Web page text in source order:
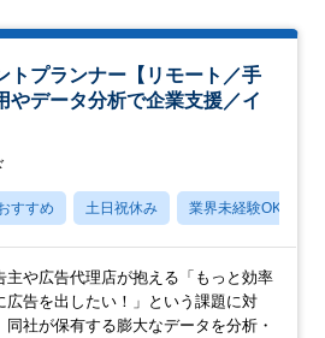
プランナー【リモート／手
やデータ分析で企業支援／イ
すすめ 土日祝休み 業界未経験OK
主や広告代理店が抱える「もっと効率
広告を出したい！」という課題に対
同社が保有する膨大なデータを分析・